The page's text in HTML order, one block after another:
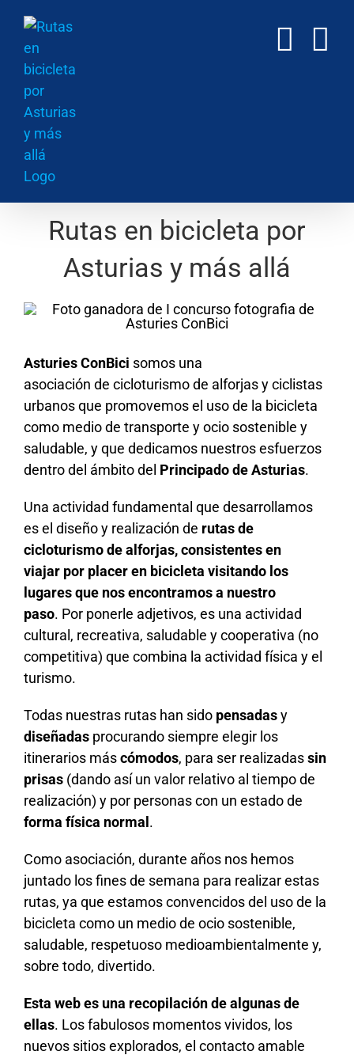
contenido
Rutas en bicicleta por
Asturias y más allá
Asturies ConBici somos una
asociación de cicloturismo de alforjas y ciclistas
urbanos que promovemos el uso de la bicicleta
como medio de transporte y ocio sostenible y
saludable, y que dedicamos nuestros esfuerzos
dentro del ámbito del Principado de Asturias.
Una actividad fundamental que desarrollamos
es el diseño y realización de rutas de
cicloturismo de alforjas, consistentes en
viajar por placer en bicicleta visitando los
lugares que nos encontramos a nuestro
paso. Por ponerle adjetivos, es una actividad
cultural, recreativa, saludable y cooperativa (no
competitiva) que combina la actividad física y el
turismo.
Todas nuestras rutas han sido pensadasy
diseñadas procurando siempre elegir los
itinerarios máscómodos, para ser realizadassin
prisas (dando así un valor relativo al tiempo de
realización) y por personas con un estado de
forma física normal.
Como asociación, durante años nos hemos
juntado los fines de semana para realizar estas
rutas, ya que estamos convencidos del uso de la
bicicleta como un medio de ocio sostenible,
saludable, respetuoso medioambientalmente y,
sobre todo, divertido.
Esta web es una recopilación de algunas de
ellas. Los fabulosos momentos vividos, los
nuevos sitios explorados, el contacto amable